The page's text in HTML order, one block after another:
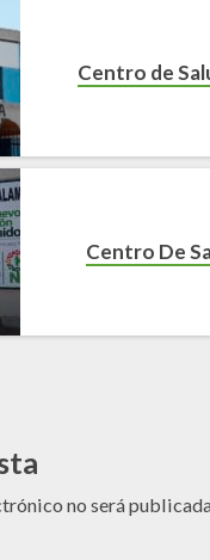
Centro de
Centro De
no será